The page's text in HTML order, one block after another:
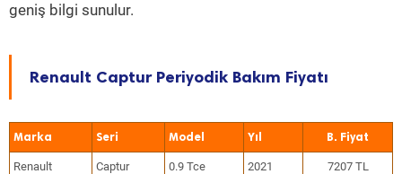
geniş bilgi sunulur.
Renault Captur Periyodik Bakım Fiyatı
Marka Seri Model Yıl
Renault Captur 0.9 Tce 2021 7207 TL